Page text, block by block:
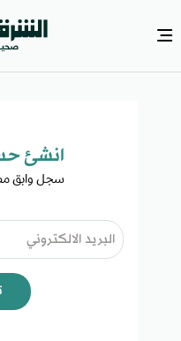
انشئ
سجل وابق